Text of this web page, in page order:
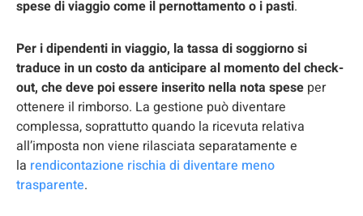
spese di viaggio come il pernottamento o i pasti.
Per i dipendenti in viaggio, la tassa di soggiorno si
traduce in un costo da anticipare al momento del check-
out, che deve poi essere inserito nella nota spese per
ottenere il rimborso. La gestione può diventare
complessa, soprattutto quando la ricevuta relativa
all’imposta non viene rilasciata separatamente e
la rendicontazione rischia di diventare meno
trasparente.